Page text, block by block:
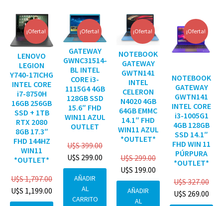
¡Oferta!
LENOVO
LEGION
Y740-17ICHG
INTEL CORE
i7-8750H
16GB 256GB
SSD + 1TB
RTX 2080
8GB 17.3″
FHD 144HZ
WIN11
*OUTLET*
U$S1,797.00
U$S 1,199.00
¡Oferta!
GATEWAY
GWNC31514-
BL INTEL
CORE i3-
1115G4 4GB
128GB SSD
15.6″ FHD
WIN11 AZUL
OUTLET
U$S399.00
U$S 299.00
AÑADIR
AL
CARRITO
¡Oferta!
NOTEBOOK
GATEWAY
GWTN141
INTEL
CELERON
N4020 4GB
64GB EMMC
14.1″ FHD
WIN11 AZUL
*OUTLET*
U$S299.00
U$S 199.00
AÑADIR
AL
¡Oferta!
NOTEBOOK
GATEWAY
GWTN141
INTEL CORE
i3-1005G1
4GB 128GB
SSD 14.1″
FHD WIN 11
PÚRPURA
*OUTLET*
U$S327.00
U$S 269.00